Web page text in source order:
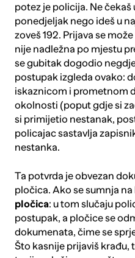
potez je policija. Ne čekaš
ponedjeljak nego ideš u
zoveš 192. Prijava se
nije nadležna po mjestu
se gubitak dogodio
postupak izgleda ovako:
iskaznicom i prometnom
okolnosti (poput gdje si
si primijetio nestanak,
policajac sastavlja
nestanka.
Ta potvrda je obvezan
pločica. Ako se sumnja na
pločica: u tom slučaju
postupak, a pločice se
dokumenata, čime se
Što kasnije prijaviš krađu,